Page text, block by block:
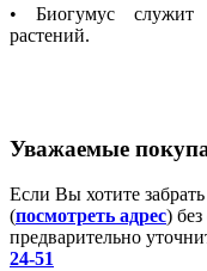
• Биогумус служит
растений.
Уважаемые
Если Вы хотите
(посмотреть адрес)
предварительно
24-51